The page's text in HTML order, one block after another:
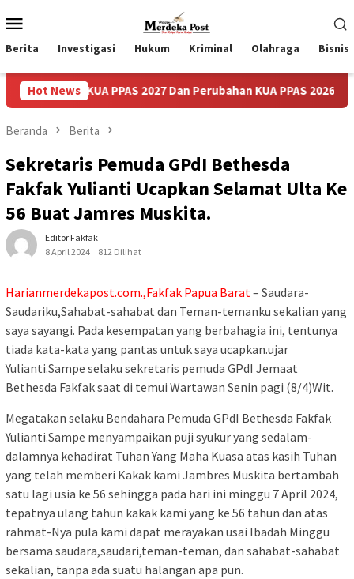
ke
kontenMobile
Berita Investigasi Hukum Kriminal Olahraga Bisnis
Hot News
PPAS 2027 Dan Perubahan KUA PPAS 2026 Pasca
Beranda Berita
Sekretaris Pemuda GPdI Bethesda
Fakfak Yulianti Ucapkan Selamat Ulta Ke
56 Buat Jamres Muskita.
Editor Fakfak
8 April 2024
812 Dilihat
Harianmerdekapost.com.,Fakfak Papua Barat– Saudara-
Saudariku,Sahabat-sahabat dan Teman-temanku sekalian yang
saya sayangi. Pada kesempatan yang berbahagia ini, tentunya
tiada kata-kata yang pantas untuk saya ucapkan.ujar
Yulianti.Sampe selaku sekretaris pemuda GPdI Jemaat
Bethesda Fakfak saat di temui Wartawan Senin pagi (8/4)Wit.
Megatakan selaku Bendahara Pemuda GPdI Bethesda Fakfak
Yulianti.Sampe menyampaikan puji syukur yang sedalam-
dalamnya kehadirat Tuhan Yang Maha Kuasa atas kasih Tuhan
yang telah memberi Kakak kami Jambres Muskita bertambah
satu lagi usia ke 56 sehingga pada hari ini minggu 7 April 2024,
tepatnya ulang tahun kakak kami yang ke 56 tahun dan atas
rahmat-Nya pula kami dapat merayakan usai Ibadah Minggu
bersama saudara,saudari,teman-teman, dan sahabat-sahabat
sekalian, tanpa ada suatu halangan apa pun.